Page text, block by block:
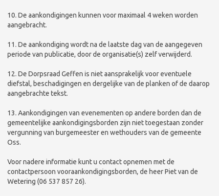
10. De aankondigingen kunnen voor maximaal 4 weken worden
aangebracht.
11. De aankondiging wordt na de laatste dag van de aangegeven
periode van publicatie, door de organisatie(s) zelf verwijderd.
12. De Dorpsraad Geffen is niet aansprakelijk voor eventuele
diefstal, beschadigingen en dergelijke van de planken of de daarop
aangebrachte tekst.
13. Aankondigingen van evenementen op andere borden dan de
gemeentelijke aankondigingsborden zijn niet toegestaan zonder
vergunning van burgemeester en wethouders van de gemeente
Oss.
Voor nadere informatie kunt u contact opnemen met de
contactpersoon vooraankondigingsborden, de heer Piet van de
Wetering (06 537 857 26).